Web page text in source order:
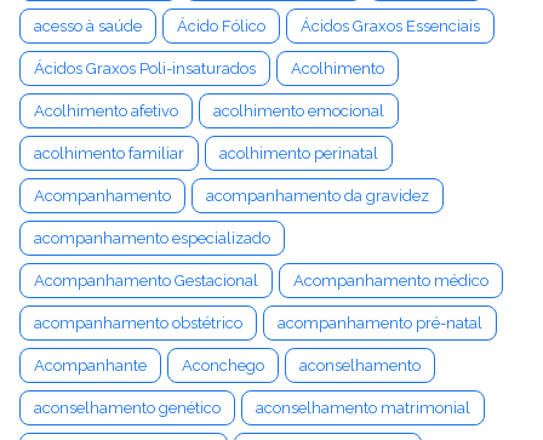
acesso à saúde Ácido Fólico Ácidos Graxos Essenciais
Ácidos Graxos Poli-insaturados Acolhimento
Acolhimento afetivo acolhimento emocional
acolhimento familiar acolhimento perinatal
Acompanhamento acompanhamento da gravidez
acompanhamento especializado
Acompanhamento Gestacional Acompanhamento médico
acompanhamento obstétrico acompanhamento pré-natal
Acompanhante Aconchego aconselhamento
aconselhamento genético aconselhamento matrimonial